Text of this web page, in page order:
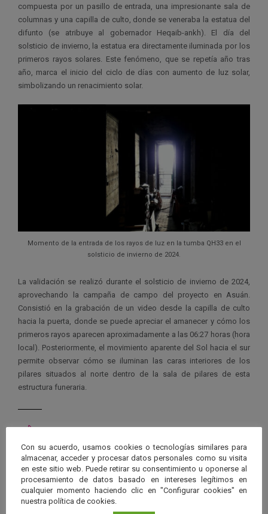
compuesta por un pasillo de entrada, una impresionante sala de
columnas y una capilla de culto, donde se veneraba la estatua del
difunto (se atribuye al gobernador Heqaib-ankh). El día del
solsticio de invierno, la estatua era directamente iluminada por los
primeros rayos solares. Este fenómeno, que se repetía año tras
año, marca el inicio del ciclo de días con aumento de luz solar,
simbolizando un renacimiento solar.
Momento de la entrada de los rayos de luz en la tumba QH33 en el
solsticio de invierno de 2024.
La validación se realizó durante el solsticio de invierno de 2024,
aprovechando la campaña de campo del proyecto en Asuán.
Consistió en la grabación de un video desde la capilla de culto
hacia la puerta, donde se puede apreciar el amanecer y cómo los
primeros rayos aparecen aproximadamente a las 06:27 horas (hora
local). Posteriormente, el movimiento aparente del Sol hacia el sur
permite observar cómo se iluminan las caras interiores de los
pilares situados al norte dentro de la sala de pilares de esta
estructura funeraria.
Últimas noticias publicadas Ver más
Con su acuerdo, usamos cookies o tecnologías similares para
almacenar, acceder y procesar datos personales como su visita
en este sitio web. Puede retirar su consentimiento u oponerse al
procesamiento de datos basado en intereses legítimos en
cualquier momento haciendo clic en "Configurar cookies" en
nuestra política de cookies.